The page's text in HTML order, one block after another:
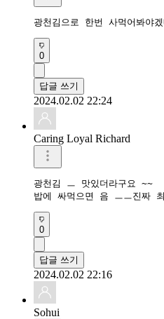
광천김으로 한번 사먹어봐야겠
0
답글 쓰기
2024.02.02 22:24
Caring Loyal Richard
광천김 ㅡ 맛있더라구요 ~~
밥에 싸먹으면 음 ㅡㅡ진짜
0
답글 쓰기
2024.02.02 22:16
Sohui